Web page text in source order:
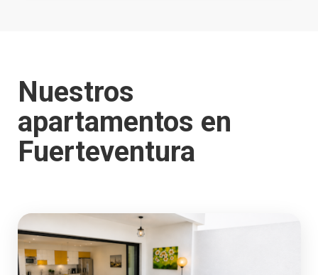
Nuestros
apartamentos en
Fuerteventura